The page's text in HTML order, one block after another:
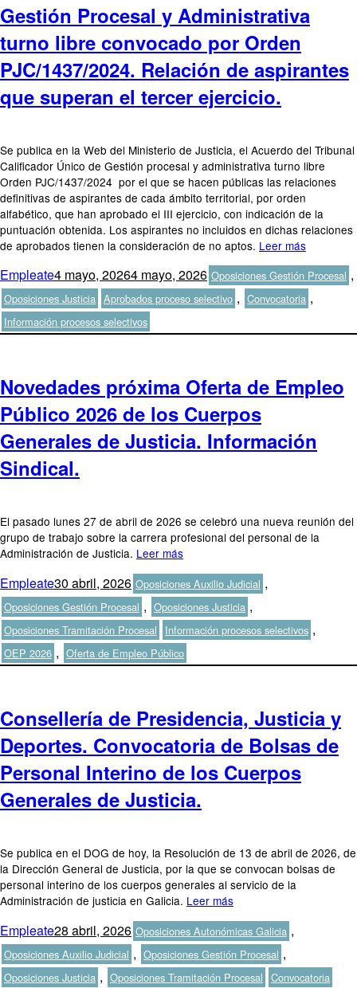
Gestión Procesal y Administrativa
turno libre convocado por Orden
PJC/1437/2024. Relación de aspirantes
que superan el tercer ejercicio.
Se publica en la Web del Ministerio de Justicia, el Acuerdo del Tribunal
Calificador Único de Gestión procesal y administrativa turno libre
Orden PJC/1437/2024 por el que se hacen públicas las relaciones
definitivas de aspirantes de cada ámbito territorial, por orden
alfabético, que han aprobado el III ejercicio, con indicación de la
puntuación obtenida. Los aspirantes no incluidos en dichas relaciones
de aprobados tienen la consideración de no aptos. Leer más
Autor
EmpleatePublicado
el
4 mayo, 20264 mayo, 2026Categorías
Oposiciones Gestión Procesal ,
Oposiciones Justicia Etiquetas
Aprobados proceso selectivo , Convocatoria ,
Información procesos selectivos
Novedades próxima Oferta de Empleo
Público 2026 de los Cuerpos
Generales de Justicia. Información
Sindical.
El pasado lunes 27 de abril de 2026 se celebró una nueva reunión del
grupo de trabajo sobre la carrera profesional del personal de la
Administración de Justicia. Leer más
Autor
EmpleatePublicado
el
30 abril, 2026Categorías
Oposiciones Auxilio Judicial ,
Oposiciones Gestión Procesal , Oposiciones Justicia ,
Oposiciones Tramitación Procesal Etiquetas
Información procesos selectivos ,
OEP 2026 , Oferta de Empleo Público
Consellería de Presidencia, Justicia y
Deportes. Convocatoria de Bolsas de
Personal Interino de los Cuerpos
Generales de Justicia.
Se publica en el DOG de hoy, la Resolución de 13 de abril de 2026, de
la Dirección General de Justicia, por la que se convocan bolsas de
personal interino de los cuerpos generales al servicio de la
Administración de justicia en Galicia. Leer más
Autor
EmpleatePublicado
el
28 abril, 2026Categorías
Oposiciones Autonómicas Galicia ,
Oposiciones Auxilio Judicial , Oposiciones Gestión Procesal ,
Oposiciones Justicia , Oposiciones Tramitación Procesal Etiquetas
Convocatoria